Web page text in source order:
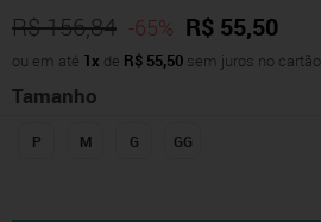
R$ 156,84 -65% R$ 55,50
ou em até 1x de R$ 55,50 sem juros no cartão
Tamanho
P M G GG